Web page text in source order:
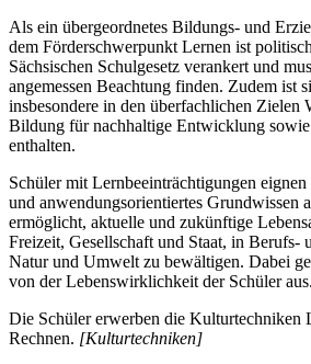
Als ein übergeordnetes Bildungs- und
dem Förderschwerpunkt Lernen ist
Sächsischen Schulgesetz verankert und
angemessen Beachtung finden. Zudem ist
insbesondere in den überfachlichen Zielen
Bildung für nachhaltige Entwicklung
enthalten.
Schüler mit Lernbeeinträchtigungen eignen
und anwendungsorientiertes Grundwissen
ermöglicht, aktuelle und zukünftige
Freizeit, Gesellschaft und Staat, in Berufs-
Natur und Umwelt zu bewältigen. Dabei
von der Lebenswirklichkeit der Schüler aus.
Die Schüler erwerben die Kulturtechniken
Rechnen. [Kulturtechniken]